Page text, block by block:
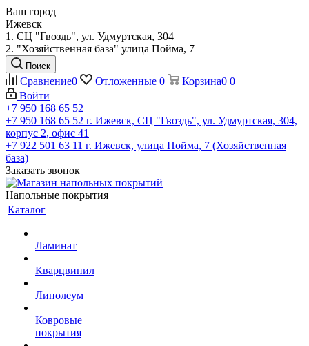
Ваш город
Ижевск
1. СЦ "Гвоздь", ул. Удмуртская, 304
2. "Хозяйственная база" улица Пойма, 7
Поиск
Сравнение0 Отложенные 0 Корзина0 0
Войти
+7 950 168 65 52
+7 950 168 65 52 г. Ижевск, СЦ "Гвоздь", ул. Удмуртская, 304,
корпус 2, офис 41
+7 922 501 63 11 г. Ижевск, улица Пойма, 7 (Хозяйственная
база)
Заказать звонок
Напольные покрытия
Каталог
Ламинат
Кварцвинил
Линолеум
Ковровые
покрытия